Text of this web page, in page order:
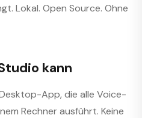
Lokal. Open Source. Ohne
kann
App, die alle Voice-
Rechner ausführt. Keine